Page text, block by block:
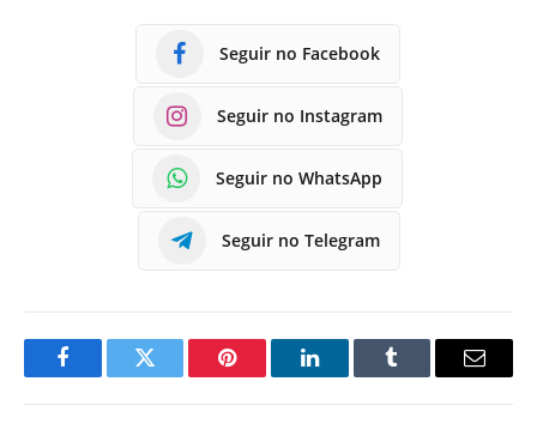
Seguir no Facebook
Seguir no Instagram
Seguir no WhatsApp
Seguir no Telegram
FacebookTwitter Pinterest LinkedInTumblr
E-